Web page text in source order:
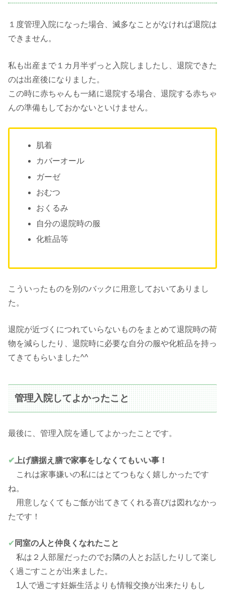
１度管理入院になった場合、滅多なことがなければ退院は
できません。
私も出産まで１カ月半ずっと入院しましたし、退院できた
のは出産後になりました。
この時に赤ちゃんも一緒に退院する場合、退院する赤ちゃ
んの準備もしておかないといけません。
肌着
カバーオール
ガーゼ
おむつ
おくるみ
自分の退院時の服
化粧品等
こういったものを別のバックに用意しておいてありまし
た。
退院が近づくにつれていらないものをまとめて退院時の荷
物を減らしたり、退院時に必要な自分の服や化粧品を持っ
てきてもらいました^^
管理入院してよかったこと
最後に、管理入院を通してよかったことです。
✔ 上げ膳据え膳で家事をしなくてもいい事！
これは家事嫌いの私にはとてつもなく嬉しかったです
ね。
用意しなくてもご飯が出てきてくれる喜びは図れなかっ
たです！
✔ 同室の人と仲良くなれたこと
私は２人部屋だったのでお隣の人とお話したりして楽し
く過ごすことが出来ました。
1人で過ごす妊娠生活よりも情報交換が出来たりもし